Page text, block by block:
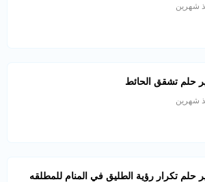
شهرين
حلم تشقق الحائط
شهرين
حلم تكرار رؤية الطليق في المنام للمطلقه